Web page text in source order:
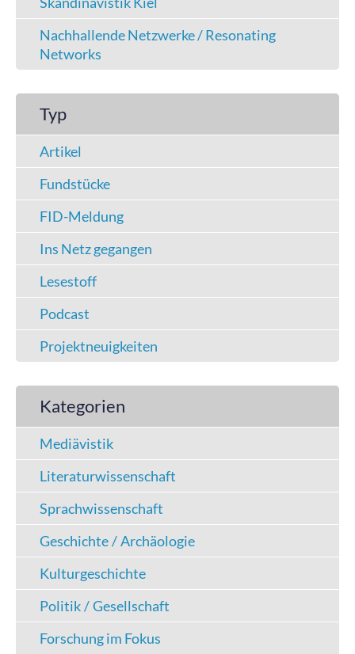
Nachhallende Netzwerke / Resonating
Networks
Typ
Artikel
Fundstücke
FID-Meldung
Ins Netz gegangen
Lesestoff
Podcast
Projektneuigkeiten
Kategorien
Mediävistik
Literaturwissenschaft
Sprachwissenschaft
Geschichte / Archäologie
Kulturgeschichte
Politik / Gesellschaft
Forschung im Fokus